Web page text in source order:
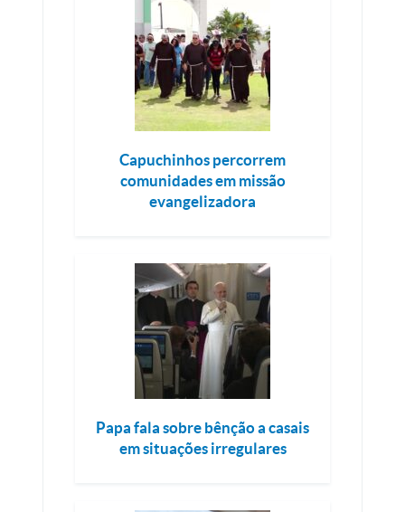
Capuchinhos percorrem
comunidades em missão
evangelizadora
Papa fala sobre bênção a casais
em situações irregulares